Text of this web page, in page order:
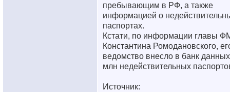
пребывающим в РФ, а также
информацией о
паспортах.
Кстати, по информации главы
Константина Ромодановского,
ведомство внесло в банк
млн недействительных
Источник: